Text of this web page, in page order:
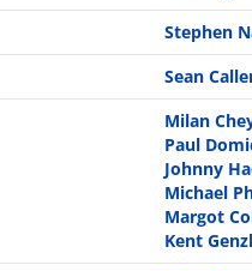
Stephen
Sean
Milan
Paul
Johnny
Michael
Margot
Kent